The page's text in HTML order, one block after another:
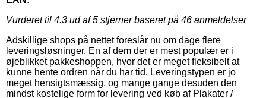
Vurderet til 4.3 ud af 5 stjerner baseret på 46 anmeldelser
Adskillige shops på nettet foreslår nu om dage flere
leveringsløsninger. En af dem der er mest populær er i
øjeblikket pakkeshoppen, hvor det er meget fleksibelt at
kunne hente ordren når du har tid. Leveringstypen er jo
meget hensigtsmæssig, og mange gange desuden den
mindst kostelige form for levering ved køb af Plakater /